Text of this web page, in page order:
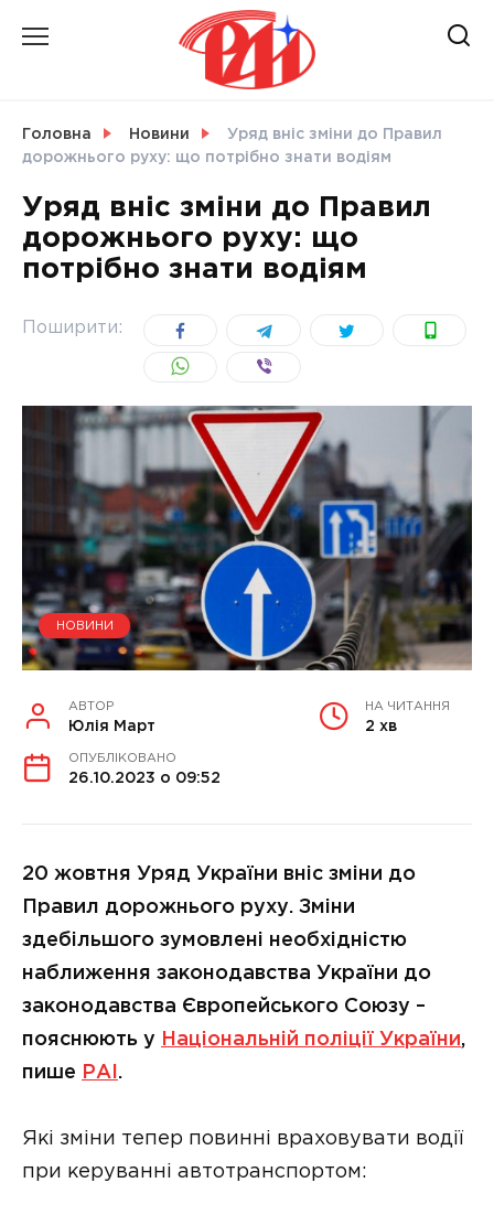
Головна Новини
Уряд вніс зміни до Правил
дорожнього руху: що потрібно знати водіям
Уряд вніс зміни до Правил
дорожнього руху: що
потрібно знати водіям
Поширити:
НОВИНИ
АВТОР
Юлія Март
НА ЧИТАННЯ
2 хв
ОПУБЛІКОВАНО
26.10.2023 о 09:52
20 жовтня Уряд України вніс зміни до
Правил дорожнього руху. Зміни
здебільшого зумовлені необхідністю
наближення законодавства України до
законодавства Європейського Союзу –
пояснюють у
Національній поліції України,
пише
РАІ .
Які зміни тепер повинні враховувати водії
при керуванні автотранспортом: